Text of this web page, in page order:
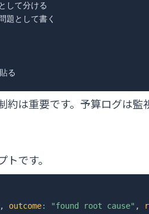
して分ける
題として書く
約は重要です。予算ログは監
です。
, outcome: "found root cause" ,